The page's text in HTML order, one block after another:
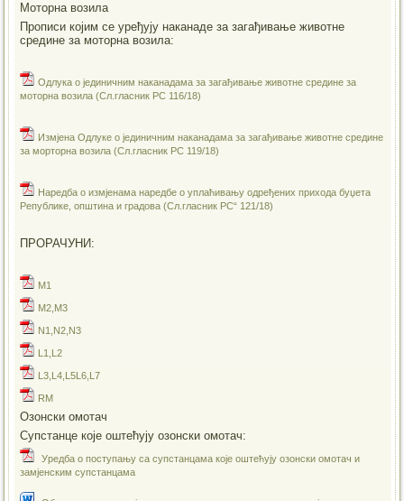
Моторна возила
Прописи којим се уређују наканаде за загађивање животне
средине за моторна возила:
Одлука о јединичним наканадама за загађивање животне средине за
моторна возила (Сл.гласник РС 116/18)
Измјена Одлуке о јединичним наканадама за загађивање животне средине
за морторна возила (Сл.гласник РС 119/18)
Наредба о измјенама наредбе о уплаћивању одређених прихода буџета
Републике, општина и градова (Сл.гласник РС“ 121/18)
ПРОРАЧУНИ:
M1
M2,M3
N1,N2,N3
L1,L2
L3,L4,L5L6,L7
RM
Озонски омотач
Супстанце које оштећују озонски омотач:
Уредба о поступању са супстанцама које оштећују озонски омотач и
замјенским супстанцама